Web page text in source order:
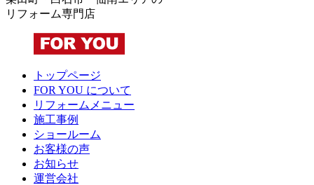
リフォーム専門店
トップページ
FOR YOU について
リフォームメニュー
施工事例
ショールーム
お客様の声
お知らせ
運営会社